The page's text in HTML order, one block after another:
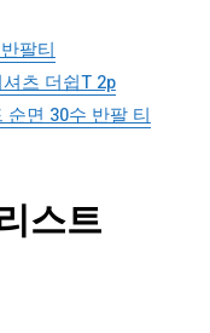
팔티
츠 더쉽T 2p
순면 30수 반팔 티
스트